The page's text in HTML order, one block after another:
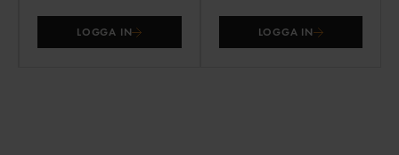
LOGGA IN LOGGA IN